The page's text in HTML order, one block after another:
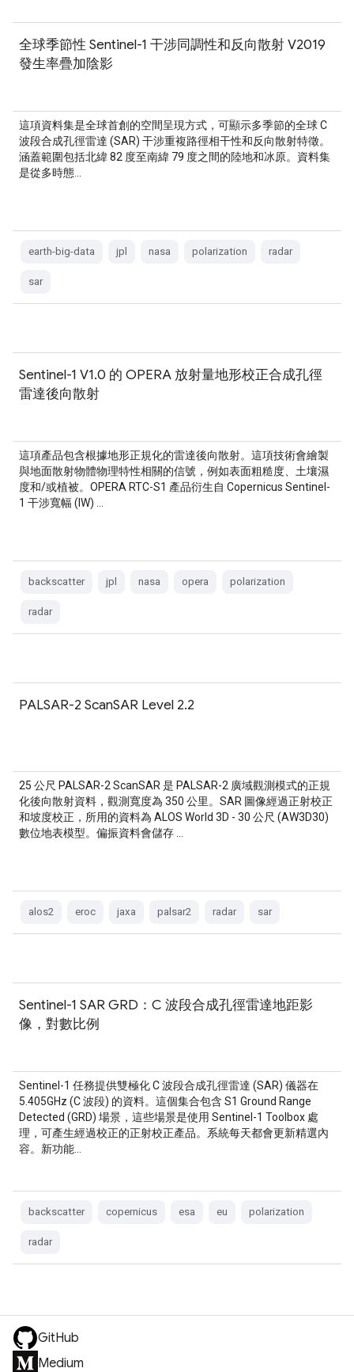
全球季節性 Sentinel-1 干涉同調性和反向散射 V2019
發生率疊加陰影
這項資料集是全球首創的空間呈現方式，可顯示多季節的全球 C
波段合成孔徑雷達 (SAR) 干涉重複路徑相干性和反向散射特徵。
涵蓋範圍包括北緯 82 度至南緯 79 度之間的陸地和冰原。資料集
是從多時態…
earth-big-data jpl nasa polarization radar
sar
Sentinel-1 V1.0 的 OPERA 放射量地形校正合成孔徑
雷達後向散射
這項產品包含根據地形正規化的雷達後向散射。這項技術會繪製
與地面散射物體物理特性相關的信號，例如表面粗糙度、土壤濕
度和/或植被。OPERA RTC-S1 產品衍生自 Copernicus Sentinel-
1 干涉寬幅 (IW) …
backscatter jpl nasa opera polarization
radar
PALSAR-2 ScanSAR Level 2.2
25 公尺 PALSAR-2 ScanSAR 是 PALSAR-2 廣域觀測模式的正規
化後向散射資料，觀測寬度為 350 公里。SAR 圖像經過正射校正
和坡度校正，所用的資料為 ALOS World 3D - 30 公尺 (AW3D30)
數位地表模型。偏振資料會儲存 …
alos2 eroc jaxa palsar2 radar sar
Sentinel-1 SAR GRD：C 波段合成孔徑雷達地距影
像，對數比例
Sentinel-1 任務提供雙極化 C 波段合成孔徑雷達 (SAR) 儀器在
5.405GHz (C 波段) 的資料。這個集合包含 S1 Ground Range
Detected (GRD) 場景，這些場景是使用 Sentinel-1 Toolbox 處
理，可產生經過校正的正射校正產品。系統每天都會更新精選內
容。新功能…
backscatter copernicus esa eu polarization
radar
GitHub
Medium